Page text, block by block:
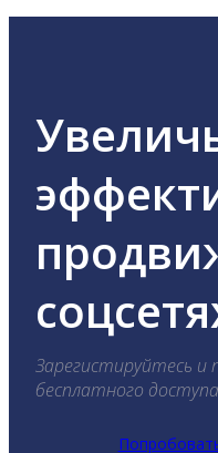
Зарегистируйтесь и
бесплатного